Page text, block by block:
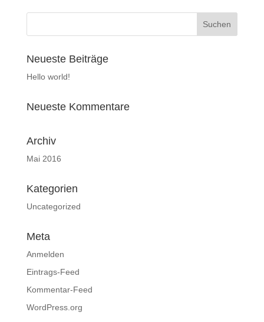
Neueste Beiträge
Hello world!
Neueste Kommentare
Archiv
Mai 2016
Kategorien
Uncategorized
Meta
Anmelden
Eintrags-Feed
Kommentar-Feed
WordPress.org